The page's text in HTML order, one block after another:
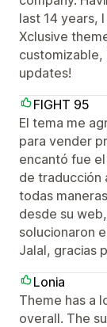
last 14 years,
Xclusive
customizable,
updates!
FIGHT 95
El tema me
para vender
encantó fue
de traducción
todas
desde su
solucionaron
Jalal, gracias
Lonia
Theme has a
overall. The